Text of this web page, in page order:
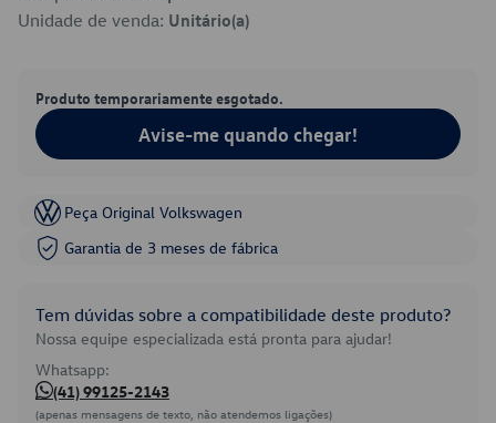
Unidade de venda: Unitário(a)
Produto temporariamente esgotado.
Avise-me quando chegar!
Peça Original Volkswagen
Garantia de 3 meses de fábrica
Tem dúvidas sobre a compatibilidade deste produto?
Nossa equipe especializada está pronta para ajudar!
Whatsapp:
(41) 99125-2143
(apenas mensagens de texto, não atendemos ligações)